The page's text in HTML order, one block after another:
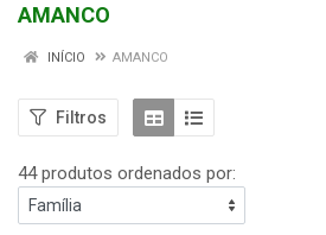
AMANCO
INÍCIO AMANCO
Filtros
44 produtos ordenados por: